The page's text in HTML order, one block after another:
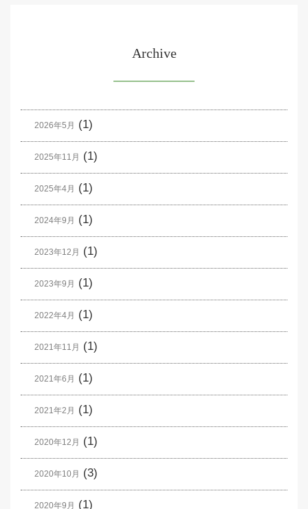
Archive
2026年5月 (1)
2025年11月 (1)
2025年4月 (1)
2024年9月 (1)
2023年12月 (1)
2023年9月 (1)
2022年4月 (1)
2021年11月 (1)
2021年6月 (1)
2021年2月 (1)
2020年12月 (1)
2020年10月 (3)
2020年9月 (1)